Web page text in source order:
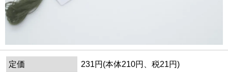
定価
231円(本体210円、税21円)